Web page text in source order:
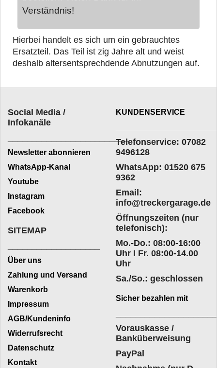
Verständnis!
Hierbei handelt es sich um ein gebrauchtes
Ersatzteil. Das Teil ist zig Jahre alt und weist
deshalb altersentsprechdende Abnutzungen auf.
Social Media /
Infokanäle
_________________________
Newsletter abonnieren
WhatsApp-Kanal
Youtube
Instagram
Facebook
KUNDENSERVICE
Telefonservice: 07082
9496128
WhatsApp: 01520 675
9362
Email:
info@treckergarage.de
Öffnungszeiten (nur
telefonisch):
Mo.-Do.: 08:00-16:00
Uhr I Fr. 08:00-14.00
Uhr
Sa./So.: geschlossen
SITEMAP
Über uns
Zahlung und Versand
Warenkorb
Impressum
AGB/Kundeninfo
Widerrufsrecht
Datenschutz
Kontakt
Sicher bezahlen mit
Vorauskasse /
Banküberweisung
PayPal